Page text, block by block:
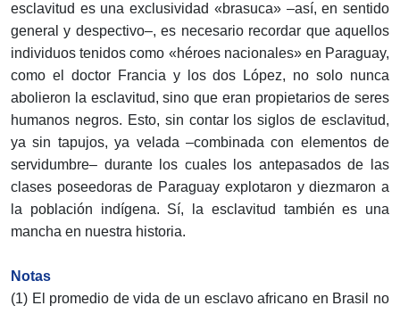
esclavitud es una exclusividad «brasuca» –así, en sentido
general y despectivo–, es necesario recordar que aquellos
individuos tenidos como «héroes nacionales» en Paraguay,
como el doctor Francia y los dos López, no solo nunca
abolieron la esclavitud, sino que eran propietarios de seres
humanos negros. Esto, sin contar los siglos de esclavitud,
ya sin tapujos, ya velada –combinada con elementos de
servidumbre– durante los cuales los antepasados de las
clases poseedoras de Paraguay explotaron y diezmaron a
la población indígena. Sí, la esclavitud también es una
mancha en nuestra historia.
Notas
(1) El promedio de vida de un esclavo africano en Brasil no